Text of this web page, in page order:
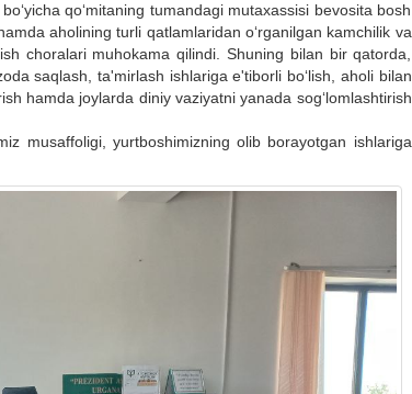
qo‘mitaning tumandagi mutaxassisi bevosita bosh
aholining turli qatlamlaridan o‘rganilgan kamchilik va
choralari muhokama qilindi. Shuning bilan bir qatorda,
saqlash, ta'mirlash ishlariga e'tiborli bo‘lish, aholi bilan
hamda joylarda diniy vaziyatni yanada sog‘lomlashtirish
musaffoligi, yurtboshimizning olib borayotgan ishlariga